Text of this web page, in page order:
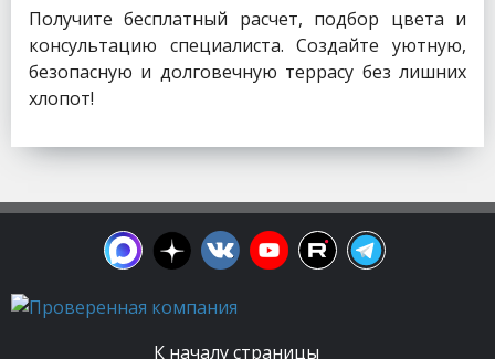
Получите бесплатный расчет, подбор цвета и
консультацию специалиста. Создайте уютную,
безопасную и долговечную террасу без лишних
хлопот!
К началу страницы